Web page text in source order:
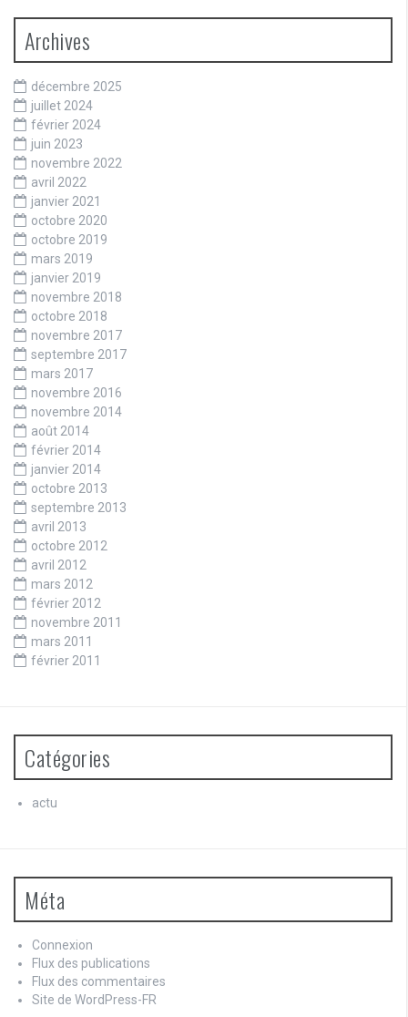
Archives
décembre 2025
juillet 2024
février 2024
juin 2023
novembre 2022
avril 2022
janvier 2021
octobre 2020
octobre 2019
mars 2019
janvier 2019
novembre 2018
octobre 2018
novembre 2017
septembre 2017
mars 2017
novembre 2016
novembre 2014
août 2014
février 2014
janvier 2014
octobre 2013
septembre 2013
avril 2013
octobre 2012
avril 2012
mars 2012
février 2012
novembre 2011
mars 2011
février 2011
Catégories
actu
Méta
Connexion
Flux des publications
Flux des commentaires
Site de WordPress-FR